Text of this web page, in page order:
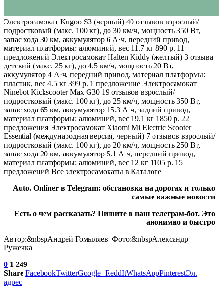
Электросамокат Kugoo S3 (черный) 40 отзывов взрослый/
подростковый (макс. 100 кг), до 30 км/ч, мощность 350 Вт,
запас хода 30 км, аккумулятор 6 А·ч, передний привод,
материал платформы: алюминий, вес 11.7 кг 890 р. 11
предложений Электросамокат Halten Kiddy (желтый) 3 отзыва
детский (макс. 25 кг), до 4.5 км/ч, мощность 20 Вт,
аккумулятор 4 А·ч, передний привод, материал платформы:
пластик, вес 4.5 кг 399 р. 1 предложение Электросамокат
Ninebot Kickscooter Max G30 19 отзывов взрослый/
подростковый (макс. 100 кг), до 25 км/ч, мощность 350 Вт,
запас хода 65 км, аккумулятор 15.3 А·ч, задний привод,
материал платформы: алюминий, вес 19.1 кг 1850 р. 22
предложения Электросамокат Xiaomi Mi Electric Scooter
Essential (международная версия, черный) 7 отзывов взрослый/
подростковый (макс. 100 кг), до 20 км/ч, мощность 250 Вт,
запас хода 20 км, аккумулятор 5.1 А·ч, передний привод,
материал платформы: алюминий, вес 12 кг 1105 р. 15
предложений Все электросамокаты в Каталоге
Auto. Onlíner в Telegram: обстановка на дорогах и только
самые важные новости
Есть о чем рассказать? Пишите в наш телеграм-бот. Это
анонимно и быстро
Автор:&nbspАндрей Гомыляев. Фото:&nbspАлександр
Ружечка
0 1 249
Share FacebookTwitterGoogle+ReddItWhatsAppPinterestЭл.
адрес